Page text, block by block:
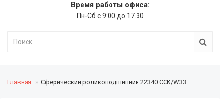
Время работы офиса:
Пн-Сб с 9:00 до 17.30
Главная Сферический роликоподшипник 22340 CCK/W33